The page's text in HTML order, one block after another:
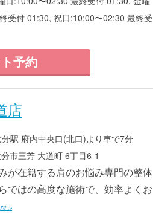
受付 01:30, 祝日:10:00〜02:30 最終受
予約
店
駅 府内中央口(北口)より車で7分
市三芳 大道町 6丁目6-1
が在籍する肩のお悩み専門の整体
はの高度な施術で、効率よくお
»